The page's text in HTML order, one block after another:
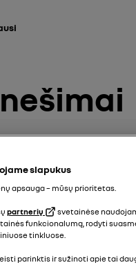
slapukus
apsauga – mūsų prioritetas.
partnerių
svetainėse
funkcionalumą, rodyti
tinkluose.
parinktis ir sužinoti apie tai